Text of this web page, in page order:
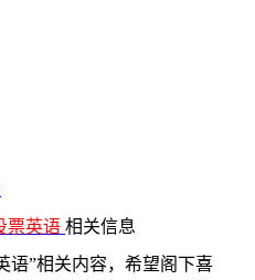
票英语 相关信息
语”相关内容，希望阁下喜